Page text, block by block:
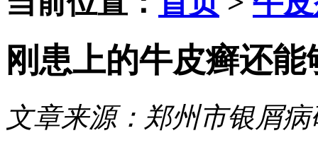
刚患上的牛皮癣还能
文章来源： 郑州市银屑